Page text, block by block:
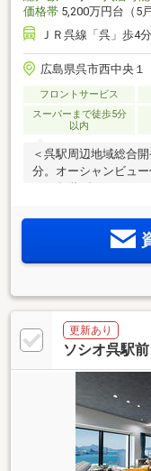
価格帯 5,200万円台（5戸
ＪＲ呉線「呉」歩4分
広島県呉市西中央１
フロントサービス
スーパーまで徒歩5分
以内
＜呉駅周辺地域総合
分。オーシャンビュ
ン。各階ダストステ
ど、充実の共用施設
ジデンス誕生。
更新あり
ソシオ呉駅